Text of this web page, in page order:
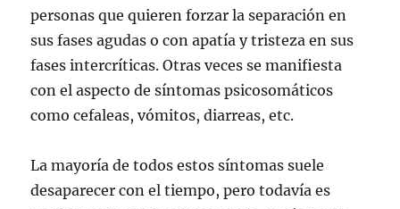
personas que quieren forzar la separación en
sus fases agudas o con apatía y tristeza en sus
fases intercríticas. Otras veces se manifiesta
con el aspecto de síntomas psicosomáticos
como cefaleas, vómitos, diarreas, etc.
La mayoría de todos estos síntomas suele
desaparecer con el tiempo, pero todavía es